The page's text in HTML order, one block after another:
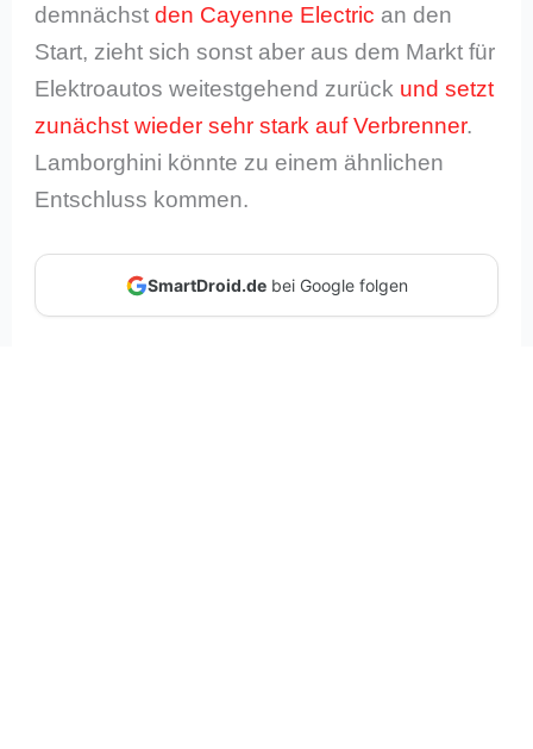
demnächstden Cayenne Electric an den
Start, zieht sich sonst aber aus dem Markt für
Elektroautos weitestgehend zurück und setzt
zunächst wieder sehr stark auf Verbrenner.
Lamborghini könnte zu einem ähnlichen
Entschluss kommen.
SmartDroid.debei Google folgen